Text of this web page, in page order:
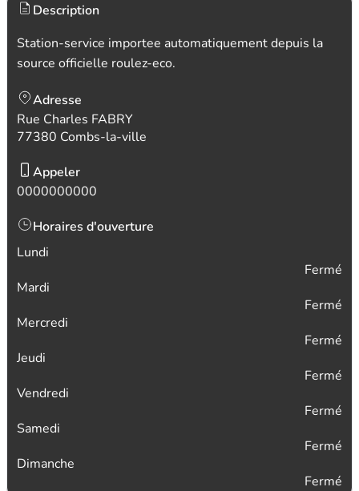
Description
Station-service importee automatiquement depuis la
source officielle roulez-eco.
Adresse
Rue Charles FABRY
77380 Combs-la-ville
Appeler
0000000000
Horaires d'ouverture
Lundi
Fermé
Mardi
Fermé
Mercredi
Fermé
Jeudi
Fermé
Vendredi
Fermé
Samedi
Fermé
Dimanche
Fermé